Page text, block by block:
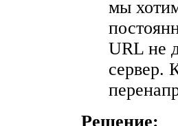
мы
URL не
сервер.
Решение: